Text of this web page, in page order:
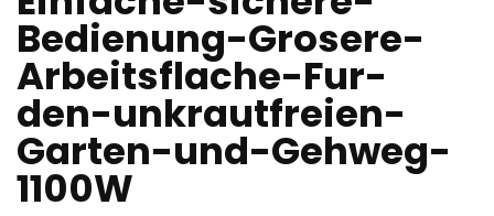
Bedienung-Grosere-
Arbeitsflache-Fur-
den-unkrautfreien-
Garten-und-Gehweg-
1100W